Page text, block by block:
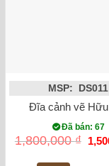
MSP: DS011
Đĩa cảnh vẽ
Đã bán: 67
1,800,000₫
Giá
gốc